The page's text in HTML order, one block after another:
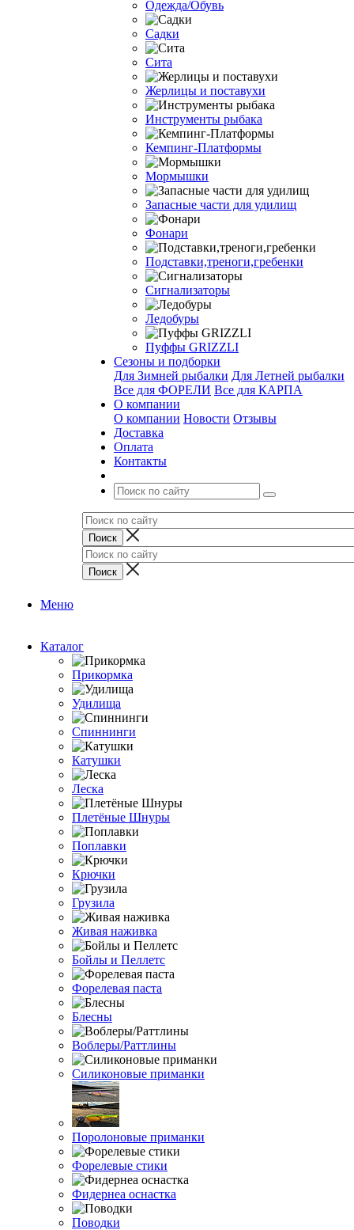
Одежда/Обувь
Садки
Сита
Жерлицы и поставухи
Инструменты рыбака
Кемпинг-Платформы
Мормышки
Запасные части для удилищ
Фонари
Подставки,треноги,гребенки
Сигнализаторы
Ледобуры
Пуффы GRIZZLI
Сезоны и подборки
Для Зимней рыбалки Для Летней рыбалки
Все для ФОРЕЛИ Все для КАРПА
О компании
О компании Новости Отзывы
Доставка
Оплата
Контакты
Меню
Каталог
Прикормка
Удилища
Спиннинги
Катушки
Леска
Плетёные Шнуры
Поплавки
Крючки
Грузила
Живая наживка
Бойлы и Пеллетс
Форелевая паста
Блесны
Воблеры/Раттлины
Силиконовые приманки
Поролоновые приманки
Форелевые стики
Фидернеа оснастка
Поводки